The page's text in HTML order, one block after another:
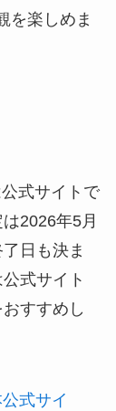
を楽しめま
式サイトで
2026年5月
日も決ま
式サイト
すすめし
式サイ